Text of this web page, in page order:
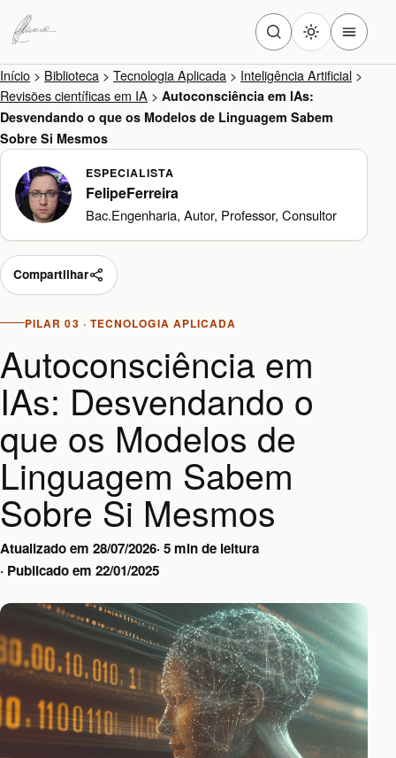
Início > Biblioteca > Tecnologia Aplicada > Inteligência Artificial >
Revisões científicas em IA > Autoconsciência em IAs:
Desvendando o que os Modelos de Linguagem Sabem
Sobre Si Mesmos
ESPECIALISTA
FelipeFerreira
Bac.Engenharia, Autor, Professor, Consultor
Compartilhar
PILAR 03 · TECNOLOGIA APLICADA
Autoconsciência em
IAs: Desvendando o
que os Modelos de
Linguagem Sabem
Sobre Si Mesmos
Atualizado em 28/07/2026· 5 min de leitura
· Publicado em 22/01/2025